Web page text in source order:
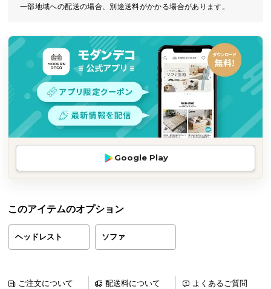
ラ
ン
ン
グ
リ
か
一部地域への配送の場合、別途送料がかかる場合があります。
Google Play
このアイテムのオプション
ヘッドレスト ソファ
ご注文について 配送料について よくあるご質問